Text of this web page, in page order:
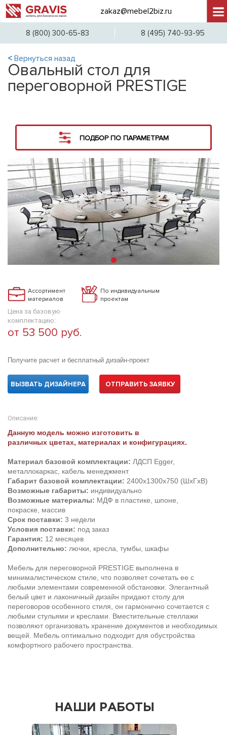
+7
zakaz@mebel2biz.ru
8 (800) 300-65-83 8 (495) 740-93-95
< Вернуться назад
Овальный стол для
переговорной PRESTIGE
ПОДБОР ПО ПАРАМЕТРАМ
Ассортимент
материалов
По индивидуальным
проектам
Цена за базовую
комплектацию:
от 53 500 руб.
Получите расчет и бесплатный дизайн-проект
ВЫЗВАТЬ ДИЗАЙНЕРА ОТПРАВИТЬ ЗАЯВКУ
Описание:
Данную модель можно изготовить в
различных цветах, материалах и конфигурациях.
Материал базовой комплектации: ЛДСП Egger,
металлокаркас, кабель менеджмент
Габарит базовой комплектации: 2400х1300х750 (ШхГхВ)
Возможные габариты: индивидуально
Возможные материалы: МДФ в пластике, шпоне,
покраске, массив
Срок поставки: 3 недели
Условия поставки: под заказ
Гарантия: 12 месяцев
Дополнительно: лючки, кресла, тумбы, шкафы
Мебель для переговорной PRESTIGE выполнена в
минималистическом стиле, что позволяет сочетать ее с
любыми элементами современной обстановки. Элегантный
белый цвет и лаконичный дизайн придают столу для
переговоров особенного стиля, он гармонично сочетается с
любыми стульями и креслами. Вместительные стеллажи
позволяют организовать хранение документов и необходимых
вещей. Мебель оптимально подходит для обустройства
комфортного рабочего пространства.
НАШИ РАБОТЫ